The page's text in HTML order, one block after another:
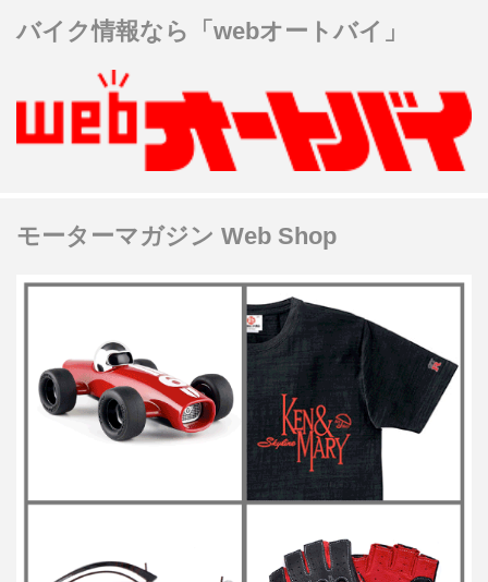
バイク情報なら「webオートバイ」
モーターマガジン Web Shop